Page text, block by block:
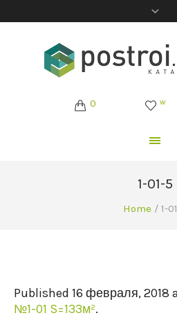
0 w
1-01-5
Home / 1-
Published 16 февраля, 2018
№1-01 S=133м².